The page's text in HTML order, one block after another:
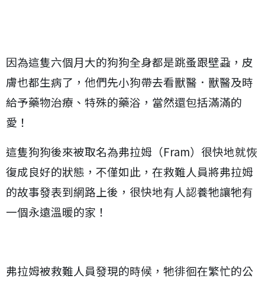
因為這隻六個月大的狗狗全身都是跳蚤跟壁蝨，皮
膚也都生病了，他們先小狗帶去看獸醫．獸醫及時
給予藥物治療、特殊的藥浴，當然還包括滿滿的
愛！
這隻狗狗後來被取名為弗拉姆（Fram）很快地就恢
復成良好的狀態，不僅如此，在救難人員將弗拉姆
的故事發表到網路上後，很快地有人認養牠讓牠有
一個永遠溫暖的家！
弗拉姆被救難人員發現的時候，牠徘徊在繁忙的公